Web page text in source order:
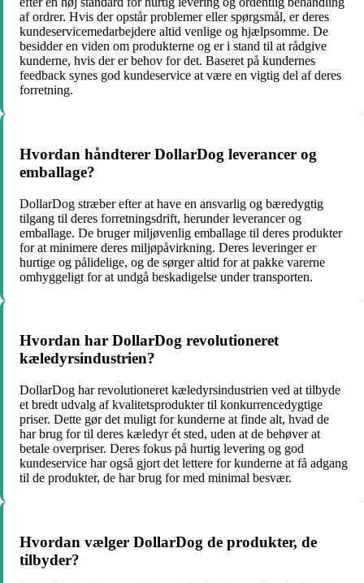
af ordrer. Hvis der opstår problemer eller spørgsmål, er deres
kundeservicemedarbejdere altid venlige og hjælpsomme. De
besidder en viden om produkterne og er i stand til at rådgive
kunderne, hvis der er behov for det. Baseret på kundernes
feedback synes god kundeservice at være en vigtig del af deres
forretning.
Hvordan håndterer DollarDog leverancer og
emballage?
DollarDog stræber efter at have en ansvarlig og bæredygtig
tilgang til deres forretningsdrift, herunder leverancer og
emballage. De bruger miljøvenlig emballage til deres produkter
for at minimere deres miljøpåvirkning. Deres leveringer er
hurtige og pålidelige, og de sørger altid for at pakke varerne
omhyggeligt for at undgå beskadigelse under transporten.
Hvordan har DollarDog revolutioneret
kæledyrsindustrien?
DollarDog har revolutioneret kæledyrsindustrien ved at tilbyde
et bredt udvalg af kvalitetsprodukter til konkurrencedygtige
priser. Dette gør det muligt for kunderne at finde alt, hvad de
har brug for til deres kæledyr ét sted, uden at de behøver at
betale overpriser. Deres fokus på hurtig levering og god
kundeservice har også gjort det lettere for kunderne at få adgang
til de produkter, de har brug for med minimal besvær.
Hvordan vælger DollarDog de produkter, de
tilbyder?